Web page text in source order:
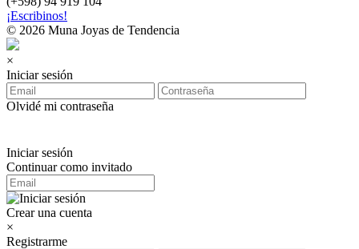
¡Escribinos!
© 2026 Muna Joyas de Tendencia
×
Iniciar sesión
Olvidé mi contraseña
Iniciar sesión
Continuar como invitado
Crear una cuenta
×
Registrarme